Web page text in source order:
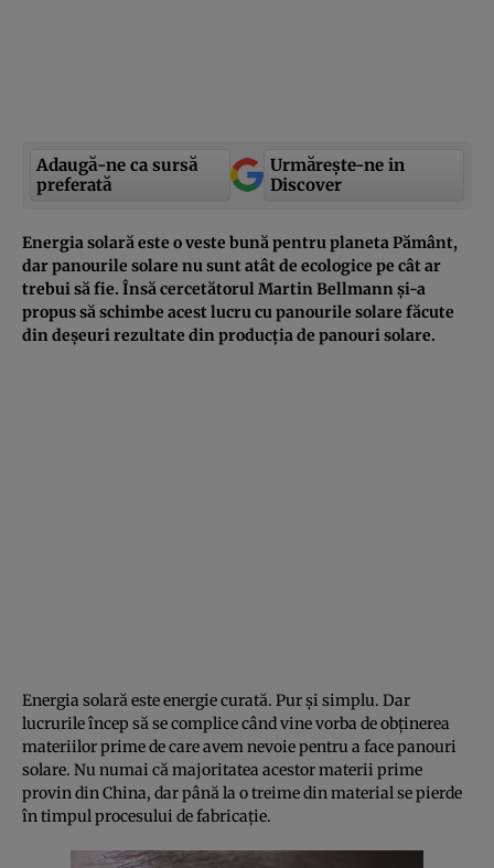
Adaugă-ne ca sursă
preferată
Urmărește-ne in
Discover
Energia solară este o veste bună pentru planeta Pământ,
dar panourile solare nu sunt atât de ecologice pe cât ar
trebui să fie. Însă cercetătorul Martin Bellmann și-a
propus să schimbe acest lucru cu panourile solare făcute
din deșeuri rezultate din producția de panouri solare.
Energia solară este energie curată. Pur și simplu. Dar
lucrurile încep să se complice când vine vorba de obținerea
materiilor prime de care avem nevoie pentru a face panouri
solare. Nu numai că majoritatea acestor materii prime
provin din China, dar până la o treime din material se pierde
în timpul procesului de fabricație.